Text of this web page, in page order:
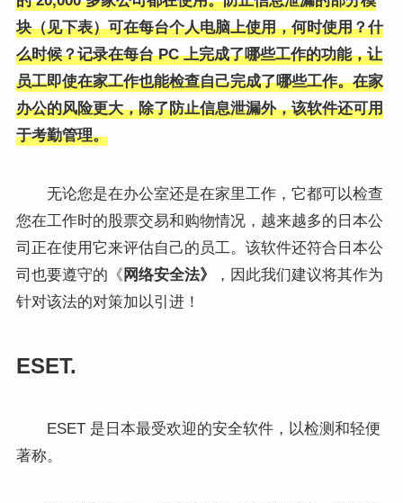
块（见下表）可在每台个人电脑上使用，何时使用？什
么时候？记录在每台 PC 上完成了哪些工作的功能，让
员工即使在家工作也能检查自己完成了哪些工作。在家
办公的风险更大，除了防止信息泄漏外，该软件还可用
于考勤管理。
无论您是在办公室还是在家里工作，它都可以检查
您在工作时的股票交易和购物情况，越来越多的日本公
司正在使用它来评估自己的员工。该软件还符合日本公
司也要遵守的《 网络安全法》
，因此我们建议将其作为
针对该法的对策加以引进！
ESET.
ESET 是日本最受欢迎的安全软件，以检测和轻便
著称。